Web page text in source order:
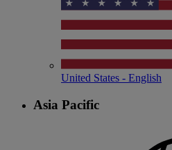
United States - English
Asia Pacific